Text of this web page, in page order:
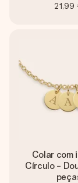
21,99
Colar com
Círculo -